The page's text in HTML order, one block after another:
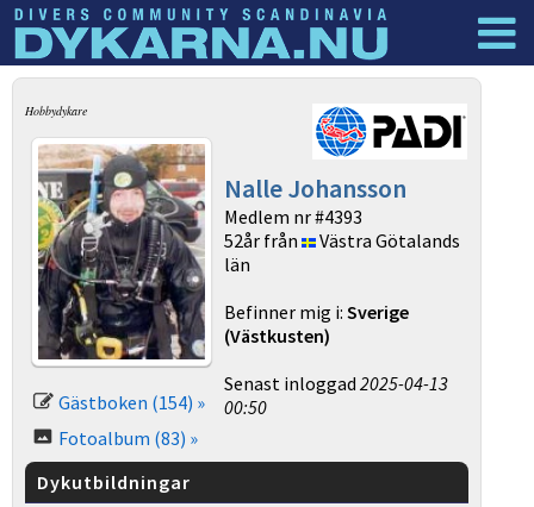
Dyknyheter Logga in
Hobbydykare
Gästboken (154) »
Fotoalbum (83) »
Nalle Johansson
Medlem nr #4393
52år från
Västra Götalands
län
Befinner mig i:Sverige
(Västkusten)
Senast inloggad2025-04-13
00:50
Dykutbildningar